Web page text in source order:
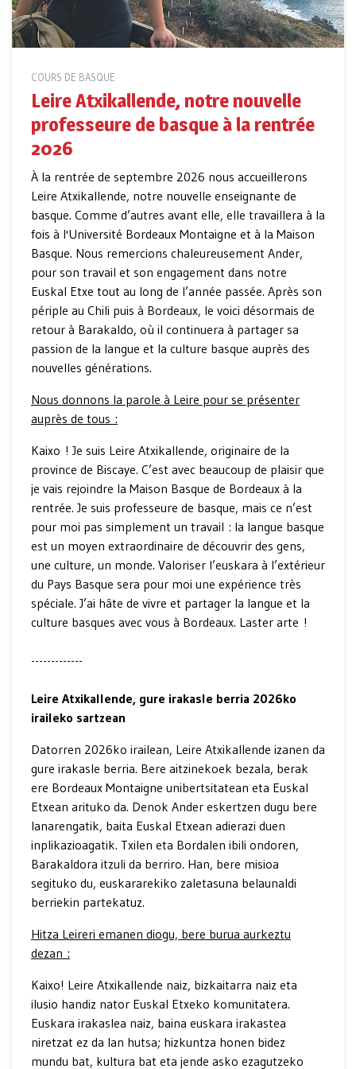
COURS DE BASQUE
Leire Atxikallende, notre nouvelle
professeure de basque à la rentrée
2026
À la rentrée de septembre 2026 nous accueillerons
Leire Atxikallende, notre nouvelle enseignante de
basque. Comme d’autres avant elle, elle travaillera à la
fois à l'Université Bordeaux Montaigne et à la Maison
Basque. Nous remercions chaleureusement Ander,
pour son travail et son engagement dans notre
Euskal Etxe tout au long de l’année passée. Après son
périple au Chili puis à Bordeaux, le voici désormais de
retour à Barakaldo, où il continuera à partager sa
passion de la langue et la culture basque auprès des
nouvelles générations.
Nous donnons la parole à Leire pour se présenter
auprès de tous :
Kaixo ! Je suis Leire Atxikallende, originaire de la
province de Biscaye. C’est avec beaucoup de plaisir que
je vais rejoindre la Maison Basque de Bordeaux à la
rentrée. Je suis professeure de basque, mais ce n’est
pour moi pas simplement un travail : la langue basque
est un moyen extraordinaire de découvrir des gens,
une culture, un monde. Valoriser l’euskara à l’extérieur
du Pays Basque sera pour moi une expérience très
spéciale. J’ai hâte de vivre et partager la langue et la
culture basques avec vous à Bordeaux. Laster arte !
-------------
Leire Atxikallende, gure irakasle berria 2026ko
iraileko sartzean
Datorren 2026ko irailean, Leire Atxikallende izanen da
gure irakasle berria. Bere aitzinekoek bezala, berak
ere Bordeaux Montaigne unibertsitatean eta Euskal
Etxean arituko da. Denok Ander eskertzen dugu bere
lanarengatik, baita Euskal Etxean adierazi duen
inplikazioagatik. Txilen eta Bordalen ibili ondoren,
Barakaldora itzuli da berriro. Han, bere misioa
segituko du, euskararekiko zaletasuna belaunaldi
berriekin partekatuz.
Hitza Leireri emanen diogu, bere burua aurkeztu
dezan :
Kaixo! Leire Atxikallende naiz, bizkaitarra naiz eta
ilusio handiz nator Euskal Etxeko komunitatera.
Euskara irakaslea naiz, baina euskara irakastea
niretzat ez da lan hutsa; hizkuntza honen bidez
mundu bat, kultura bat eta jende asko ezagutzeko